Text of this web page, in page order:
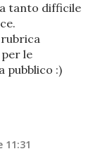
tanto difficile
rubrica
le
pubblico :)
11:31